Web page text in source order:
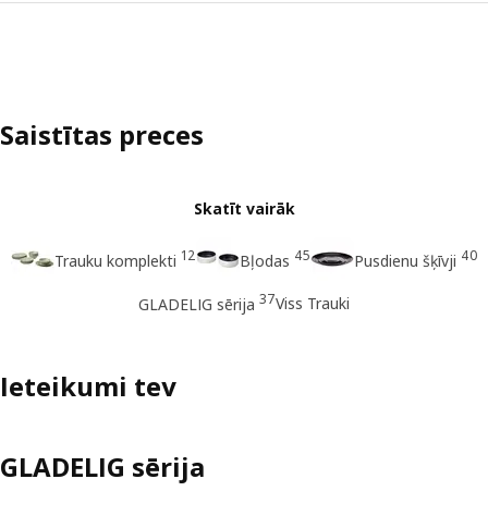
Saistītas preces
Skatīt vairāk
Trauku komplekti 12 Bļodas 45 Pusdienu šķīvji 40
GLADELIG sērija 37Viss Trauki
Ieteikumi tev
GLADELIG sērija